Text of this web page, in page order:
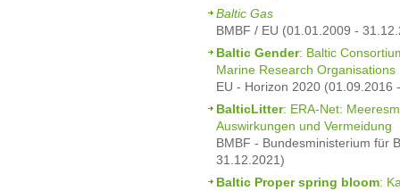
Baltic Gas
BMBF / EU (01.01.2009 -
Baltic Gender: Baltic
Marine Research Organisations
EU - Horizon 2020 (01.09.2016
BalticLitter: ERA-Net:
Auswirkungen und Vermeidung
BMBF - Bundesministerium für
31.12.2021)
Baltic Proper spring bloom: